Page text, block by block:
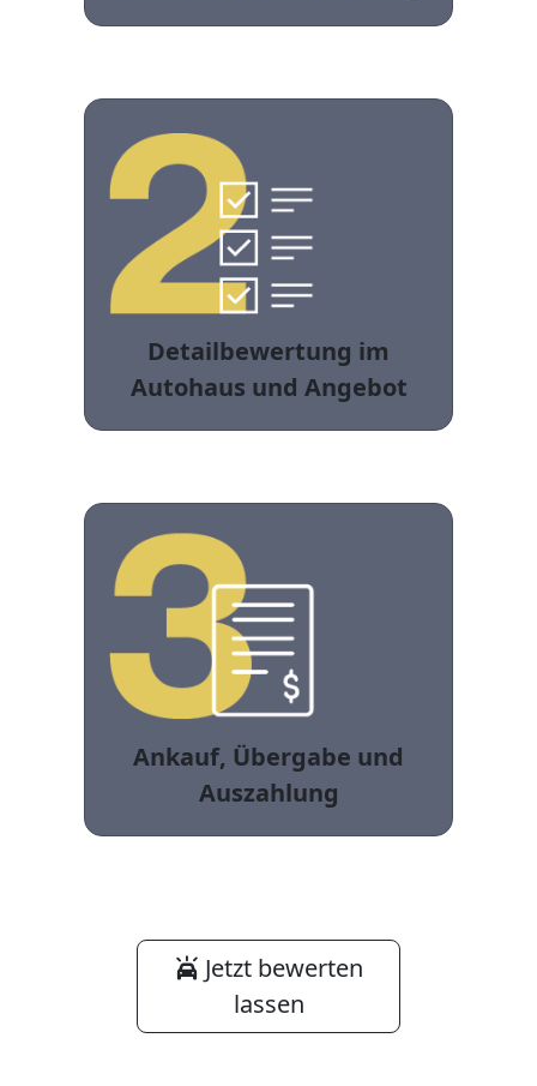
Detailbewertung im
Autohaus und Angebot
Ankauf, Übergabe und
Auszahlung
Jetzt bewerten
lassen